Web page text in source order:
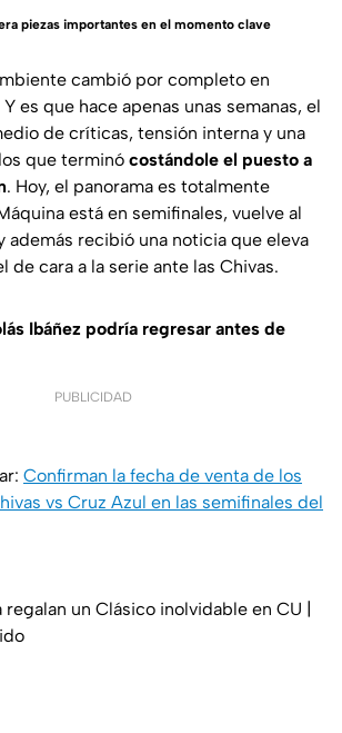
piezas importantes en el momento clave
cambió por completo en
es que hace apenas unas semanas, el
de críticas, tensión interna y una
que terminó costándole el puesto a
. Hoy, el panorama es totalmente
está en semifinales, vuelve al
además recibió una noticia que eleva
de cara a la serie ante las Chivas.
Ibáñez podría regresar antes de
PUBLICIDAD
Confirman la fecha de venta de los
vs Cruz Azul en las semifinales del
regalan un Clásico inolvidable en CU |